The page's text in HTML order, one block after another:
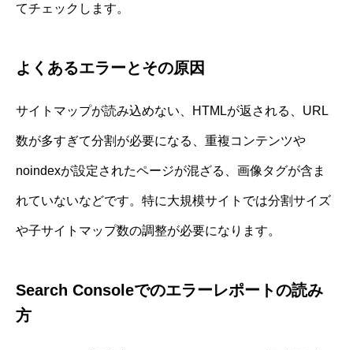
てチェックします。
よくあるエラーとその原因
サイトマップが読み込めない、HTMLが返される、URL
数が多すぎて分割が必要になる、重複コンテンツや
noindexが設定されたページが混ざる、画像タグが含ま
れていないなどです。特に大規模サイトでは分割サイズ
や子サイトマップ数の調整が必要になります。
Search Consoleでのエラーレポートの読み
方